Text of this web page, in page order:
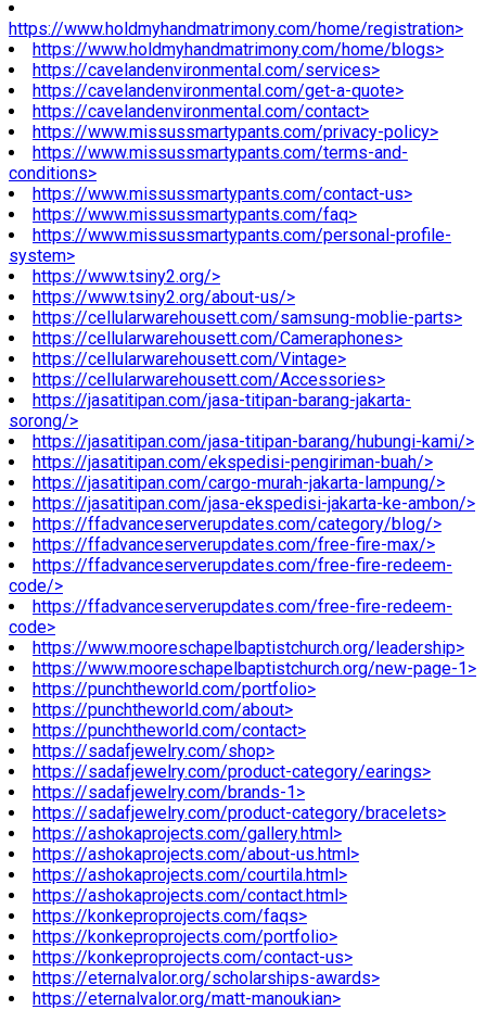
https://www.holdmyhandmatrimony.com/home/registration>
https://www.holdmyhandmatrimony.com/home/blogs>
https://cavelandenvironmental.com/services>
https://cavelandenvironmental.com/get-a-quote>
https://cavelandenvironmental.com/contact>
https://www.missussmartypants.com/privacy-policy>
https://www.missussmartypants.com/terms-and-
conditions>
https://www.missussmartypants.com/contact-us>
https://www.missussmartypants.com/faq>
https://www.missussmartypants.com/personal-profile-
system>
https://www.tsiny2.org/>
https://www.tsiny2.org/about-us/>
https://cellularwarehousett.com/samsung-moblie-parts>
https://cellularwarehousett.com/Cameraphones>
https://cellularwarehousett.com/Vintage>
https://cellularwarehousett.com/Accessories>
https://jasatitipan.com/jasa-titipan-barang-jakarta-
sorong/>
https://jasatitipan.com/jasa-titipan-barang/hubungi-kami/>
https://jasatitipan.com/ekspedisi-pengiriman-buah/>
https://jasatitipan.com/cargo-murah-jakarta-lampung/>
https://jasatitipan.com/jasa-ekspedisi-jakarta-ke-ambon/>
https://ffadvanceserverupdates.com/category/blog/>
https://ffadvanceserverupdates.com/free-fire-max/>
https://ffadvanceserverupdates.com/free-fire-redeem-
code/>
https://ffadvanceserverupdates.com/free-fire-redeem-
code>
https://www.mooreschapelbaptistchurch.org/leadership>
https://www.mooreschapelbaptistchurch.org/new-page-1>
https://punchtheworld.com/portfolio>
https://punchtheworld.com/about>
https://punchtheworld.com/contact>
https://sadafjewelry.com/shop>
https://sadafjewelry.com/product-category/earings>
https://sadafjewelry.com/brands-1>
https://sadafjewelry.com/product-category/bracelets>
https://ashokaprojects.com/gallery.html>
https://ashokaprojects.com/about-us.html>
https://ashokaprojects.com/courtila.html>
https://ashokaprojects.com/contact.html>
https://konkeproprojects.com/faqs>
https://konkeproprojects.com/portfolio>
https://konkeproprojects.com/contact-us>
https://eternalvalor.org/scholarships-awards>
https://eternalvalor.org/matt-manoukian>